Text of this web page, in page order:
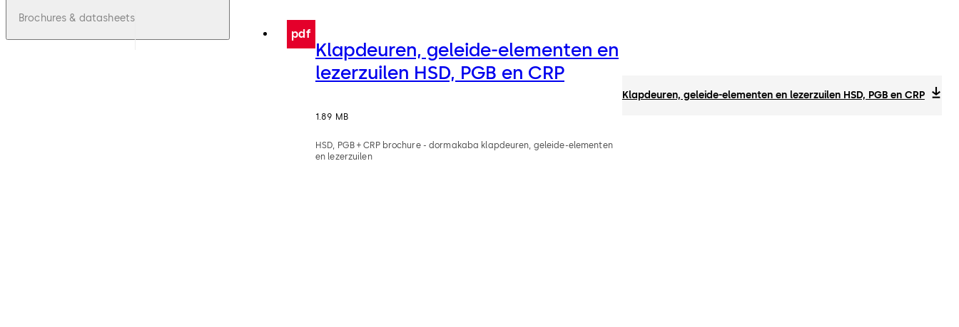
Brochures & datasheets
pdf
Klapdeuren, geleide-elementen en
lezerzuilen HSD, PGB en CRP
1.89 MB
HSD, PGB + CRP brochure - dormakaba klapdeuren, geleide-elementen
en lezerzuilen
Klapdeuren, geleide-elementen en lezerzuilen HSD, PGB en CRP